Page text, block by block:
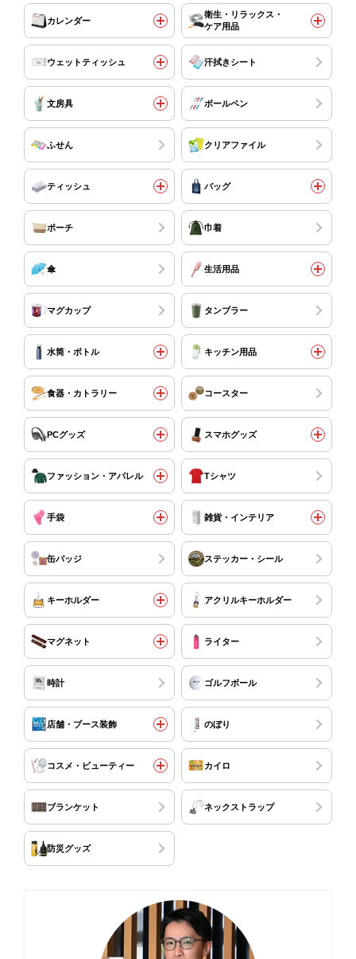
カレンダー
衛生・リラックス・
ケア用品
ウェットティッシュ 汗拭きシート
文房具 ボールペン
ふせん クリアファイル
ティッシュ バッグ
ポーチ 巾着
傘 生活用品
マグカップ タンブラー
水筒・ボトル キッチン用品
食器・カトラリー コースター
PCグッズ スマホグッズ
ファッション・アパレル Tシャツ
手袋 雑貨・インテリア
缶バッジ ステッカー・シール
キーホルダー アクリルキーホルダー
マグネット ライター
時計 ゴルフボール
店舗・ブース装飾 のぼり
コスメ・ビューティー カイロ
ブランケット ネックストラップ
防災グッズ